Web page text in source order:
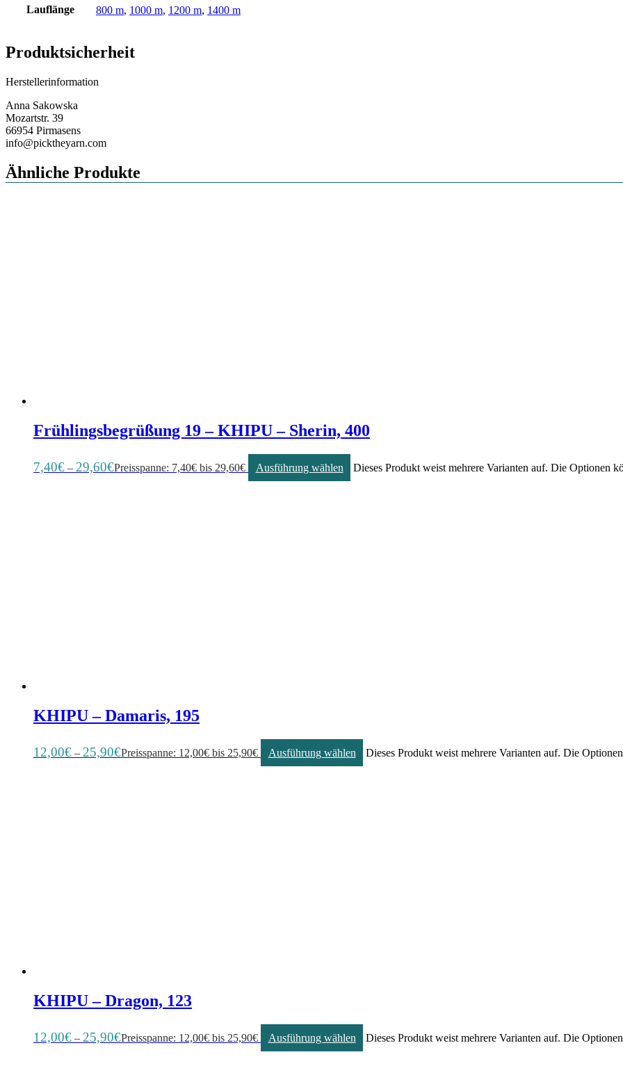
Lauflänge 800 m, 1000 m, 1200 m, 1400 m
Produktsicherheit
Herstellerinformation
Anna Sakowska
Mozartstr. 39
66954 Pirmasens
info@picktheyarn.com
Ähnliche Produkte
Frühlingsbegrüßung 19 – KHIPU – Sherin, 400
7,40€ – 29,60€Preisspanne: 7,40€ bis 29,60€ Ausführung wählen Dieses Produkt weist mehrere Varianten auf. Die Optionen
KHIPU – Damaris, 195
12,00€ – 25,90€Preisspanne: 12,00€ bis 25,90€ Ausführung wählen Dieses Produkt weist mehrere Varianten auf. Die
KHIPU – Dragon, 123
12,00€ – 25,90€Preisspanne: 12,00€ bis 25,90€ Ausführung wählen Dieses Produkt weist mehrere Varianten auf. Die